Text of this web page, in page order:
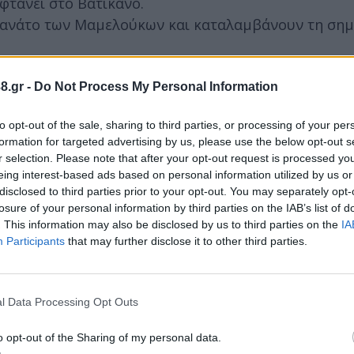
- Do Not Process My Personal Information
opt-out of the sale, sharing to third parties, or processing of your
for targeted advertising by us, please use the below opt-out
selection. Please note that after your opt-out request is processed
interest-based ads based on personal information utilized by us
to third parties prior to your opt-out. You may separately
of your personal information by third parties on the IAB’s list of
This information may also be disclosed by us to third parties on the
Participants that may further disclose it to other third parties.
Data Processing Opt Outs
opt-out of the Sharing of my personal data.
των Μαμελούκων και καταλαμβάνουν τη
στη σημερινή Μιανμάρ.
όπου κατέφυγε μετά την εισβολή του
θάνατο της μητέρας του, βασίλισσας Βικτωρίας.
της Ρωσικής επανάστασης του 1905.
του Ηνωμένου Βασιλείου που
ποδοσφαιρικού αγώνα, μεταξύ της Άρσεναλ
και τα στρατεύματα της Κοινοπολιτείας
προσωρινά το Καρπενήσι, ενώ οι
Λεωνίδιο και τη Μονεμβασία.
Αντενάουερ υπογράφουν συνθήκη